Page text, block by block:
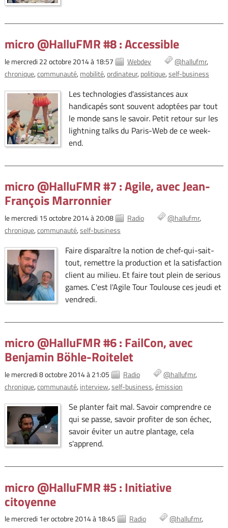
micro @HalluFMR #8 : Accessible
le mercredi 22 octobre 2014 à 18:57 Webdev
@hallufmr
chronique communauté mobilité ordinateur politique self-business
Les technologies d'assistances aux
handicapés sont souvent adoptées par tout
le monde sans le savoir. Petit retour sur les
lightning talks du Paris-Web de ce week-
end.
micro @HalluFMR #7 : Agile, avec Jean-
François Marronnier
le mercredi 15 octobre 2014 à 20:08 Radio
@hallufmr
chronique communauté self-business
Faire disparaître la notion de chef-qui-sait-
tout, remettre la production et la satisfaction
client au milieu. Et faire tout plein de serious
games. C'est l'Agile Tour Toulouse ces jeudi et
vendredi.
micro @HalluFMR #6 : FailCon, avec
Benjamin Böhle-Roitelet
le mercredi 8 octobre 2014 à 21:05 Radio
@hallufmr
chronique communauté interview self-business émission
Se planter fait mal. Savoir comprendre ce
qui se passe, savoir profiter de son échec,
savoir éviter un autre plantage, cela
s'apprend.
micro @HalluFMR #5 : Initiative
citoyenne
le mercredi 1er octobre 2014 à 18:45 Radio
@hallufmr